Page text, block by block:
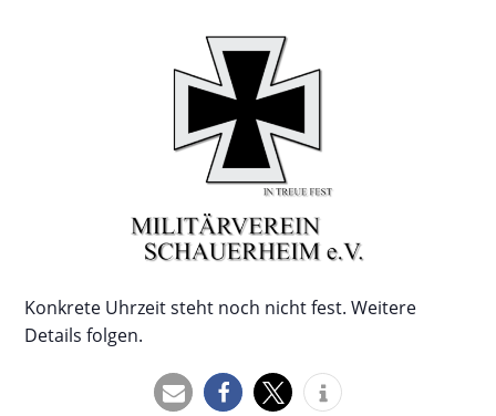
Konkrete Uhrzeit steht noch nicht fest. Weitere
Details folgen.